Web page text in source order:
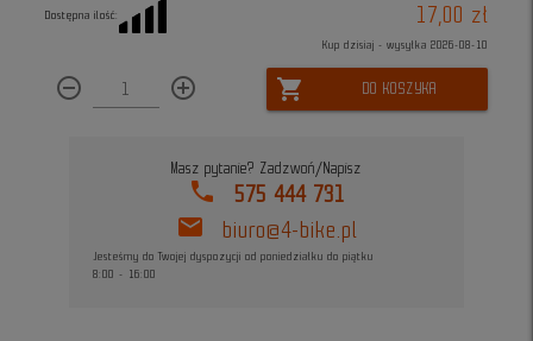
Dostępna ilość: 17,00 zł
Kup dzisiaj - wysyłka 2026-08-10
remove_circle_outline add_circle_outline shopping_cart DO KOSZYKA
Masz pytanie? Zadzwoń/Napisz
phone 575 444 731
mail biuro@4-bike.pl
Jesteśmy do Twojej dyspozycji od poniedziałku do piątku
8:00 - 16:00